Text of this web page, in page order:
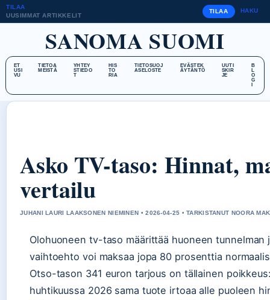
TILAA
UUSIMMAT ARTIKKELIT
TILAA HAKU
SANOMA SUOMI
ET
USI
VU
TIETOA
MEISTÄ
YHTEY
STIEDO
T
HIS
TO
RIA
TIETOSUOJ
ASELOSTE
EVÄSTEK
ÄYTÄNTÖ
UUTI
SKIR
JE
B
L
O
G
Asko TV-taso: Hinnat,
vertailu
JUHANI LAURI LAAKSONEN NIEMINEN • 2026-04-25 • TARKISTANUT NOORA
Olohuoneen tv-taso määrittää huoneen
vaihtoehto voi maksaa jopa 80 prosenttia
Otso-tason 341 euron tarjous on tällainen
huhtikuussa 2026 sama tuote irtoaa alle puoleen